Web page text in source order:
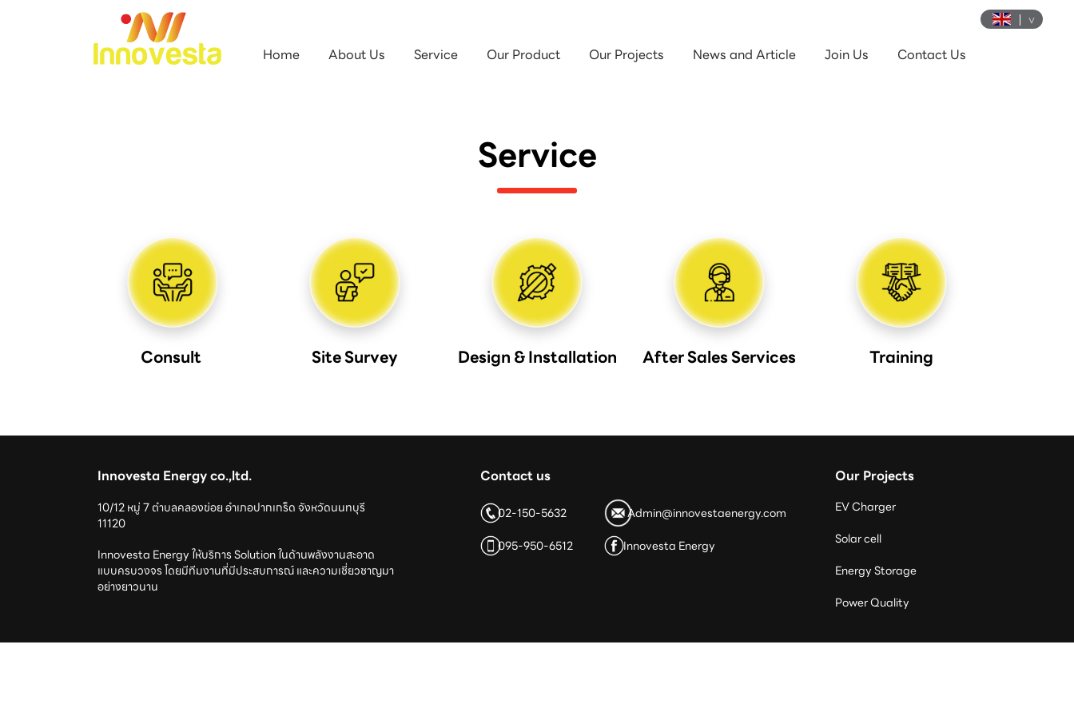
Home About Us Service Our Product Our Projects News and Article Join Us Contact Us
Service
Consult Site Survey Design & Installation After Sales Services Training
Innovesta Energy co.,ltd.
10/12 หมู่ 7 ตำบลคลองข่อย อำเภอปากเกร็ด จังหวัดนนทบุรี
11120
Innovesta Energy ให้บริการ Solution ในด้านพลังงานสะอาด
แบบครบวงจร โดยมีทีมงานที่มีประสบการณ์ และความเชี่ยวชาญมา
อย่างยาวนาน
Contact us
02-150-5632
Admin@innovestaenergy.com
095-950-6512
Innovesta Energy
Our Projects
EV Charger
Solar cell
Energy Storage
Power Quality